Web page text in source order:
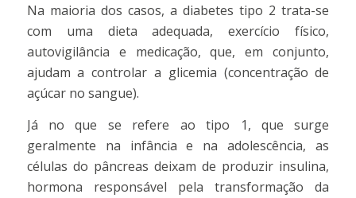
Na maioria dos casos, a diabetes tipo 2 trata-se
com uma dieta adequada, exercício físico,
autovigilância e medicação, que, em conjunto,
ajudam a controlar a glicemia (concentração de
açúcar no sangue).
Já no que se refere ao tipo 1, que surge
geralmente na infância e na adolescência, as
células do pâncreas deixam de produzir insulina,
hormona responsável pela transformação da